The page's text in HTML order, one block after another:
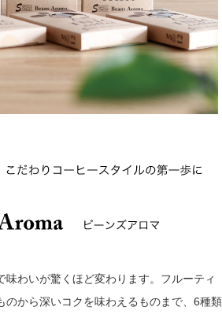
味わいが驚くほど変わります。フルーティ
のから深いコクを味わえるものまで、6種類